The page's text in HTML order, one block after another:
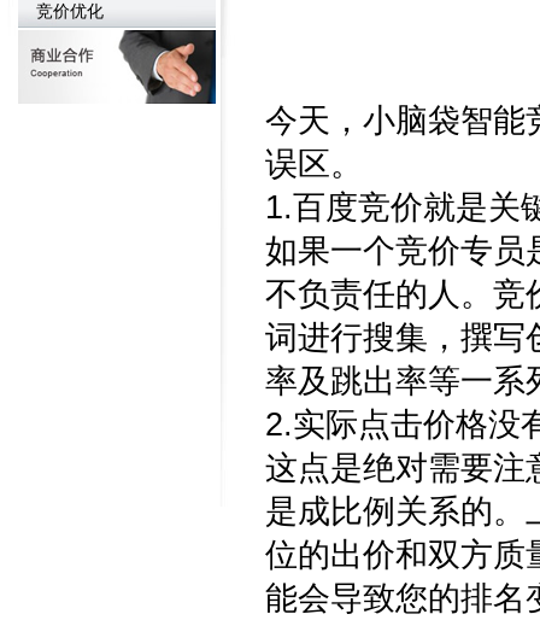
竞价优化
今天，小脑袋智能
误区。
1.百度竞价就是关
如果一个竞价专员
不负责任的人。竞
词进行搜集，撰写
率及跳出率等一系
2.实际点击价格没
这点是绝对需要注
是成比例关系的。
位的出价和双方质
能会导致您的排名